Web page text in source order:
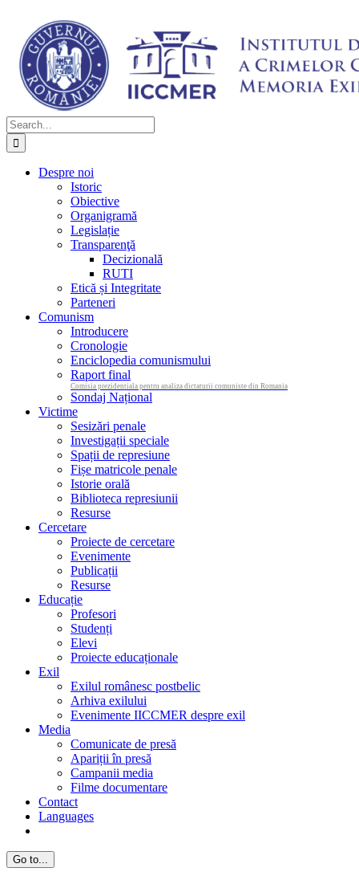
Search
for:
Despre noi
Istoric
Obiective
Organigramă
Legislație
Transparenţă
Decizională
RUTI
Etică și Integritate
Parteneri
Comunism
Introducere
Cronologie
Enciclopedia comunismului
Raport final
Comisia prezidentiala pentru analiza dictaturii comuniste din Romania
Sondaj Național
Victime
Sesizări penale
Investigații speciale
Spații de represiune
Fișe matricole penale
Istorie orală
Biblioteca represiunii
Resurse
Cercetare
Proiecte de cercetare
Evenimente
Publicații
Resurse
Educație
Profesori
Studenți
Elevi
Proiecte educaționale
Exil
Exilul românesc postbelic
Arhiva exilului
Evenimente IICCMER despre exil
Media
Comunicate de presă
Apariții în presă
Campanii media
Filme documentare
Contact
Languages
Go to...